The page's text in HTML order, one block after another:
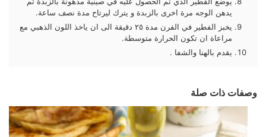
يدهن الوجه مرة اخرى بالزبدة و يترك ليرتاح مدة نصف ساعة.
يخبز الفطير في الفرن مدة ٢٥ دقيقة الى ان ياخذ اللون الذهبي مع
مراعاة ان تكون الحرارة متوسطة.
يقدم بالهنا والشفا .
وصفات ذات صلة